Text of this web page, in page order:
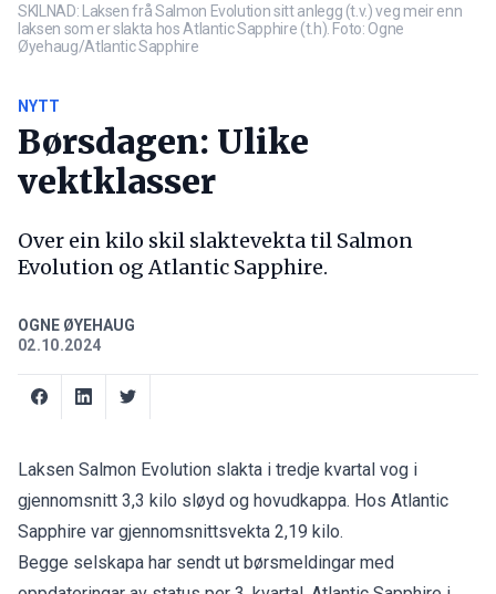
SKILNAD: Laksen frå Salmon Evolution sitt anlegg (t.v.) veg meir enn
laksen som er slakta hos Atlantic Sapphire (t.h). Foto: Ogne
Øyehaug/Atlantic Sapphire
NYTT
Børsdagen: Ulike
vektklasser
Over ein kilo skil slaktevekta til Salmon
Evolution og Atlantic Sapphire.
OGNE ØYEHAUG
02.10.2024
Laksen Salmon Evolution slakta i tredje kvartal vog i
gjennomsnitt 3,3 kilo sløyd og hovudkappa. Hos Atlantic
Sapphire var gjennomsnittsvekta 2,19 kilo.
Begge selskapa har sendt ut børsmeldingar med